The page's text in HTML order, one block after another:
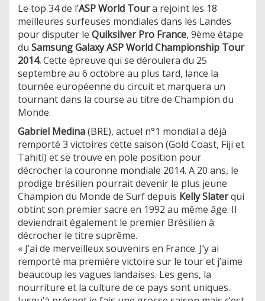
Le top 34 de l’ASP World Toura rejoint les 18
meilleures surfeuses mondiales dans les Landes
pour disputer le Quiksilver Pro France, 9ème étape
du Samsung Galaxy ASP World Championship Tour
2014.Cette épreuve qui se déroulera du 25
septembre au 6 octobre au plus tard, lance la
tournée européenne du circuit et marquera un
tournant dans la course au titre de Champion du
Monde.
Gabriel Medina(BRE), actuel n°1 mondial a déjà
remporté 3 victoires cette saison (Gold Coast, Fiji et
Tahiti) et se trouve en pole position pour
décrocher la couronne mondiale 2014. A 20 ans, le
prodige brésilien pourrait devenir le plus jeune
Champion du Monde de Surf depuis Kelly Slaterqui
obtint son premier sacre en 1992 au même âge. Il
deviendrait également le premier Brésilien à
décrocher le titre suprême.
« J’ai de merveilleux souvenirs en France. J’y ai
remporté ma première victoire sur le tour et j’aime
beaucoup les vagues landaises. Les gens, la
nourriture et la culture de ce pays sont uniques.